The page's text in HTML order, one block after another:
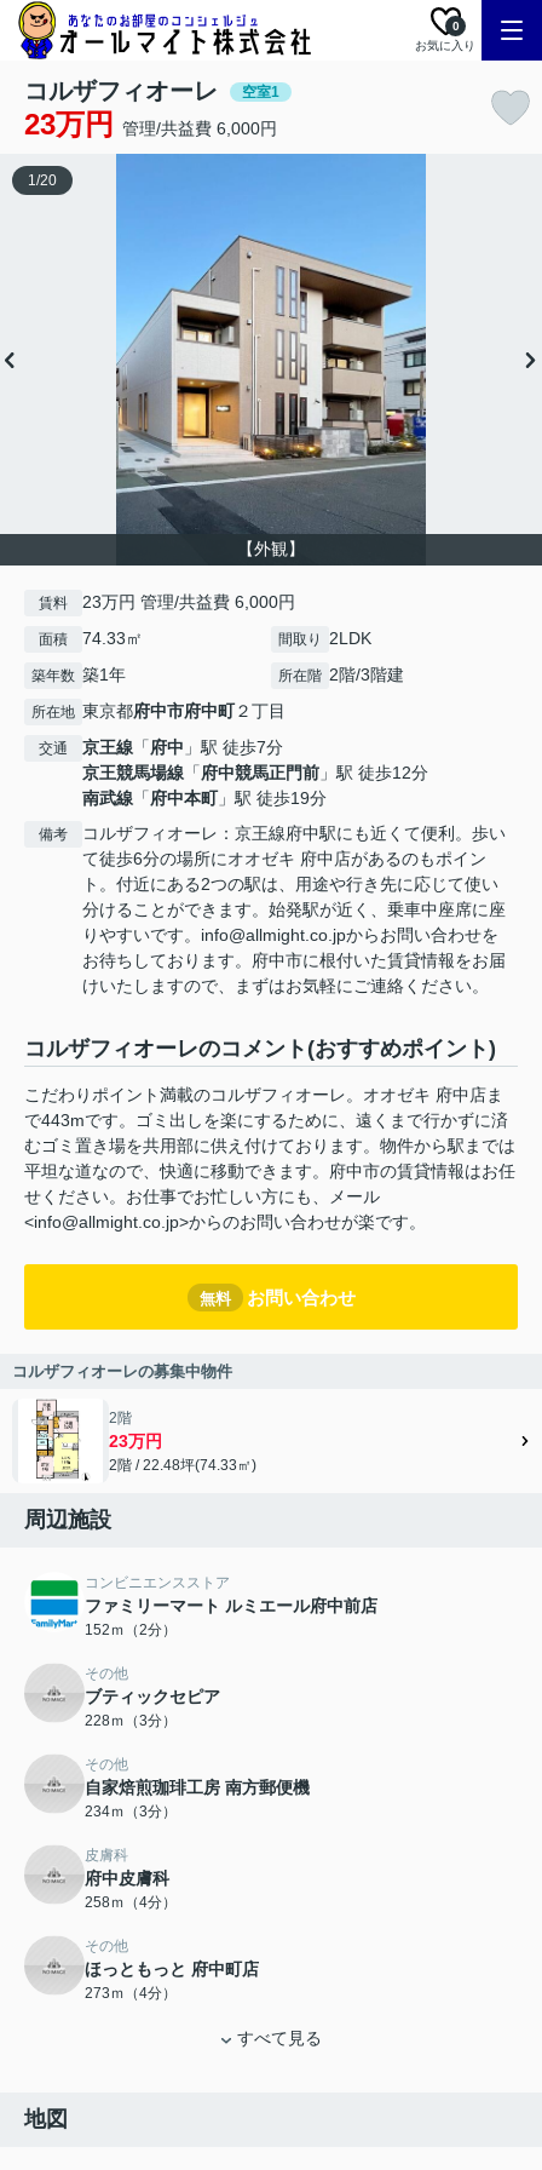
お気に入り
0
コルザフィオーレ 空室1
23万円 管理/共益費 6,000円
【外観】
1/20
賃料 23万円 管理/共益費 6,000円
面積 74.33㎡ 間取り 2LDK
築年数 築1年 所在階 2階/3階建
所在地 東京都府中市府中町２丁目
交通 京王線 「府中 」駅 徒歩7分
京王競馬場線 「府中競馬正門前 」駅 徒歩12分
南武線 「府中本町」駅 徒歩19分
備考
コルザフィオーレ：京王線府中駅にも近くて便利。歩い
て徒歩6分の場所にオオゼキ 府中店があるのもポイン
ト。付近にある2つの駅は、用途や行き先に応じて使い
分けることができます。始発駅が近く、乗車中座席に座
りやすいです。info@allmight.co.jpからお問い合わせを
お待ちしております。府中市に根付いた賃貸情報をお届
けいたしますので、まずはお気軽にご連絡ください。
コルザフィオーレのコメント(おすすめポイント)
こだわりポイント満載のコルザフィオーレ。オオゼキ 府中店ま
で443mです。ゴミ出しを楽にするために、遠くまで行かずに済
むゴミ置き場を共用部に供え付けております。物件から駅までは
平坦な道なので、快適に移動できます。府中市の賃貸情報はお任
せください。お仕事でお忙しい方にも、メール
<info@allmight.co.jp>からのお問い合わせが楽です。
無料 お問い合わせ
コルザフィオーレの募集中物件
2階
23万円
2階 / 22.48坪(74.33㎡)
周辺施設
コンビニエンスストア
ファミリーマート ルミエール府中前店
152ｍ（2分）
その他
ブティックセピア
228ｍ（3分）
その他
自家焙煎珈琲工房 南方郵便機
234ｍ（3分）
皮膚科
府中皮膚科
258ｍ（4分）
その他
ほっともっと 府中町店
273ｍ（4分）
すべて見る
地図